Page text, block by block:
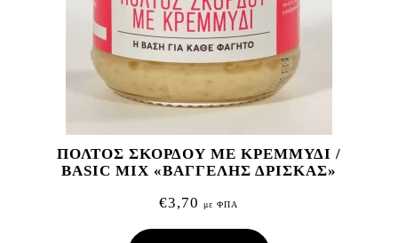
ΠΟΛΤΟΣ ΣΚΟΡΔΟΥ ΜΕ ΚΡΕΜΜΥΔΙ /
BASIC MIX «ΒΑΓΓΕΛΗΣ ΔΡΙΣΚΑΣ»
€3,70 με ΦΠΑ